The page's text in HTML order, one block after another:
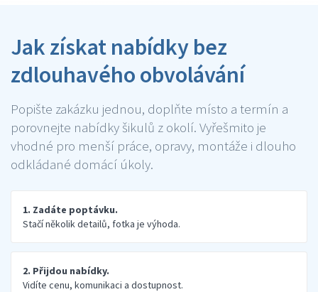
Jak získat nabídky bez
zdlouhavého obvolávání
Popište zakázku jednou, doplňte místo a termín a
porovnejte nabídky šikulů z okolí. Vyřešmito je
vhodné pro menší práce, opravy, montáže i dlouho
odkládané domácí úkoly.
1. Zadáte poptávku.
Stačí několik detailů, fotka je výhoda.
2. Přijdou nabídky.
Vidíte cenu, komunikaci a dostupnost.